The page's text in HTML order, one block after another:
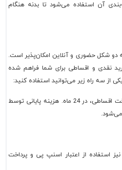
آن استفاده می‌شود تا بدنه هنگام
دو شکل حضوری و آنلاین امکان‌پذیر است.
نقدی و اقساطی برای شما فراهم شده
از سه راه زیر می‌توانید استفاده کنید:
● پرداخت 24 ماهه: راه اول پرداخت اقساطی، در 24 ماه. هزینه پایانی توسط
می‌شود.
استفاده از اعتبار اسنپ پی و پرداخت